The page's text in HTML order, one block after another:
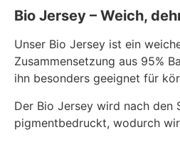
Bio Jersey – Weich,
Unser Bio Jersey ist ein
Zusammensetzung aus 95%
ihn besonders geeignet für
Der Bio Jersey wird nach
pigmentbedruckt, wodurch